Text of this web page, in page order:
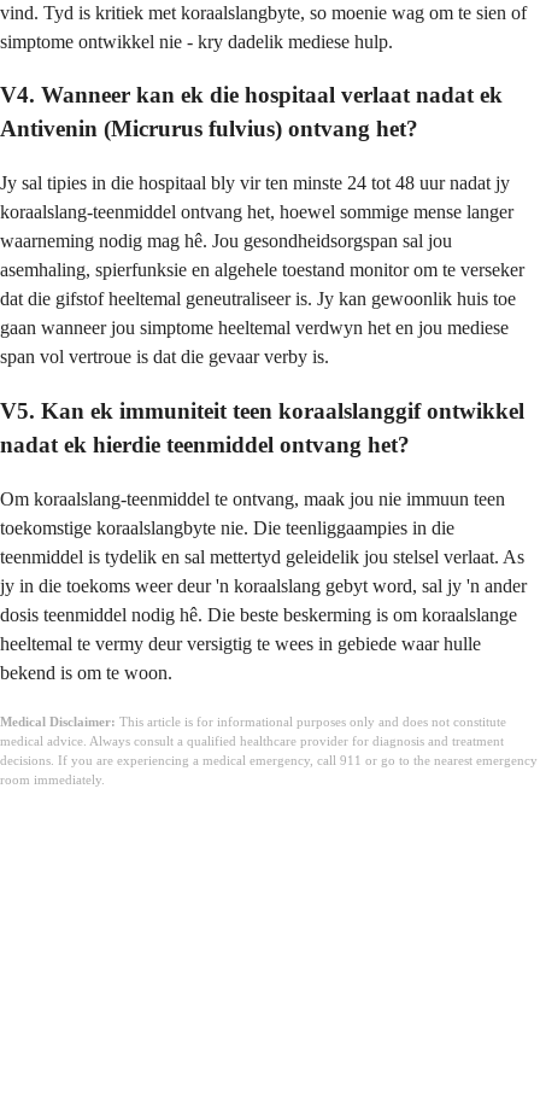
vind. Tyd is kritiek met koraalslangbyte, so moenie wag om te sien of
simptome ontwikkel nie - kry dadelik mediese hulp.
V4. Wanneer kan ek die hospitaal verlaat nadat ek
Antivenin (Micrurus fulvius) ontvang het?
Jy sal tipies in die hospitaal bly vir ten minste 24 tot 48 uur nadat jy
koraalslang-teenmiddel ontvang het, hoewel sommige mense langer
waarneming nodig mag hê. Jou gesondheidsorgspan sal jou
asemhaling, spierfunksie en algehele toestand monitor om te verseker
dat die gifstof heeltemal geneutraliseer is. Jy kan gewoonlik huis toe
gaan wanneer jou simptome heeltemal verdwyn het en jou mediese
span vol vertroue is dat die gevaar verby is.
V5. Kan ek immuniteit teen koraalslanggif ontwikkel
nadat ek hierdie teenmiddel ontvang het?
Om koraalslang-teenmiddel te ontvang, maak jou nie immuun teen
toekomstige koraalslangbyte nie. Die teenliggaampies in die
teenmiddel is tydelik en sal mettertyd geleidelik jou stelsel verlaat. As
jy in die toekoms weer deur 'n koraalslang gebyt word, sal jy 'n ander
dosis teenmiddel nodig hê. Die beste beskerming is om koraalslange
heeltemal te vermy deur versigtig te wees in gebiede waar hulle
bekend is om te woon.
Medical Disclaimer: This article is for informational purposes only and does not constitute
medical advice. Always consult a qualified healthcare provider for diagnosis and treatment
decisions. If you are experiencing a medical emergency, call 911 or go to the nearest emergency
room immediately.